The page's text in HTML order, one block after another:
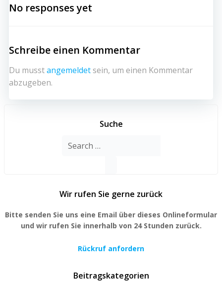
No responses yet
Schreibe einen Kommentar
Du musstangemeldet sein, um einen Kommentar
abzugeben.
Suche
Search
Wir rufen Sie gerne zurück
Bitte senden Sie uns eine Email über dieses Onlineformular
und wir rufen Sie innerhalb von 24 Stunden zurück.
Rückruf anfordern
Beitragskategorien